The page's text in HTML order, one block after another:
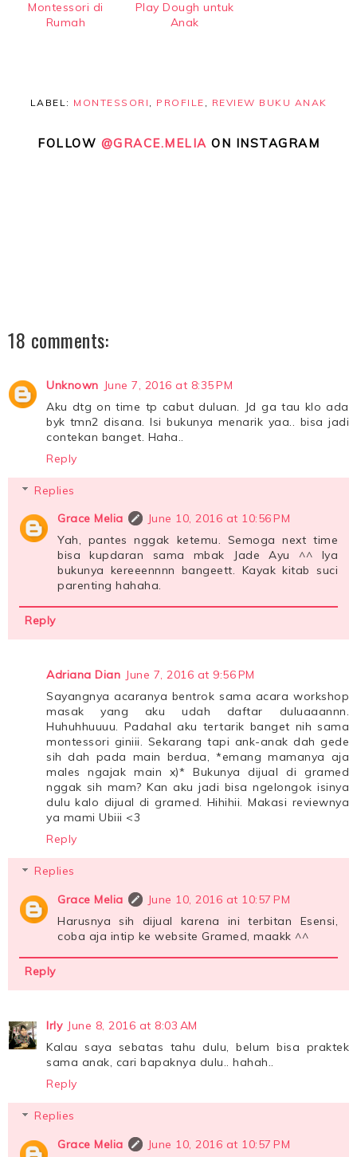
Montessori di
Rumah
Play Dough untuk
Anak
LABEL: MONTESSORI PROFILE REVIEW BUKU ANAK
FOLLOW @GRACE.MELIA ON INSTAGRAM
18 comments:
Unknown June 7, 2016 at 8:35 PM
Aku dtg on time tp cabut duluan. Jd ga tau klo ada
byk tmn2 disana. Isi bukunya menarik yaa.. bisa jadi
contekan banget. Haha..
Reply
Replies
Grace Melia
June 10, 2016 at 10:56 PM
Yah, pantes nggak ketemu. Semoga next time
bisa kupdaran sama mbak Jade Ayu ^^ Iya
bukunya kereeennnn bangeett. Kayak kitab suci
parenting hahaha.
Reply
Adriana Dian June 7, 2016 at 9:56 PM
Sayangnya acaranya bentrok sama acara workshop
masak yang aku udah daftar duluaaannn.
Huhuhhuuuu. Padahal aku tertarik banget nih sama
montessori giniii. Sekarang tapi ank-anak dah gede
sih dah pada main berdua, *emang mamanya aja
males ngajak main x)* Bukunya dijual di gramed
nggak sih mam? Kan aku jadi bisa ngelongok isinya
dulu kalo dijual di gramed. Hihihii. Makasi reviewnya
ya mami Ubiii <3
Reply
Replies
Grace Melia
June 10, 2016 at 10:57 PM
Harusnya sih dijual karena ini terbitan Esensi,
coba aja intip ke website Gramed, maakk ^^
Reply
Irly June 8, 2016 at 8:03 AM
Kalau saya sebatas tahu dulu, belum bisa praktek
sama anak, cari bapaknya dulu.. hahah..
Reply
Replies
Grace Melia
June 10, 2016 at 10:57 PM